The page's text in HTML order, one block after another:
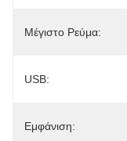
Μέγιστο Ρεύμα:
USB:
Εμφάνιση: